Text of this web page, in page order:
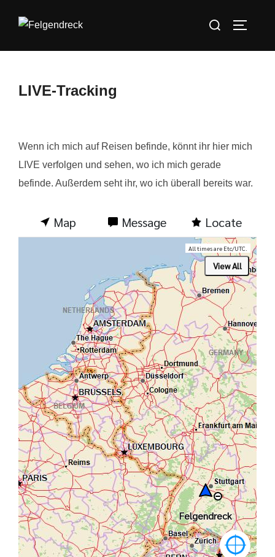
Inhalt
Suchen
LIVE-Tracking
Wenn ich mich auf Reisen befinde, könnt ihr hier mich
LIVE verfolgen und sehen, wo ich mich gerade
befinde. Außerdem seht ihr, wo ich überall bereits war.